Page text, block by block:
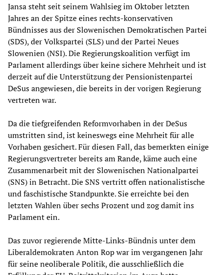
Jansa steht seit seinem Wahlsieg im Oktober letzten
Jahres an der Spitze eines rechts-konservativen
Bündnisses aus der Slowenischen Demokratischen Partei
(SDS), der Volkspartei (SLS) und der Partei Neues
Slowenien (NSI). Die Regierungskoalition verfügt im
Parlament allerdings über keine sichere Mehrheit und ist
derzeit auf die Unterstützung der Pensionistenpartei
DeSus angewiesen, die bereits in der vorigen Regierung
vertreten war.
Da die tiefgreifenden Reformvorhaben in der DeSus
umstritten sind, ist keineswegs eine Mehrheit für alle
Vorhaben gesichert. Für diesen Fall, das bemerkten einige
Regierungsvertreter bereits am Rande, käme auch eine
Zusammenarbeit mit der Slowenischen Nationalpartei
(SNS) in Betracht. Die SNS vertritt offen nationalistische
und faschistische Standpunkte. Sie erreichte bei den
letzten Wahlen über sechs Prozent und zog damit ins
Parlament ein.
Das zuvor regierende Mitte-Links-Bündnis unter dem
Liberaldemokraten Anton Rop war im vergangenen Jahr
für seine neoliberale Politik, die ausschließlich die